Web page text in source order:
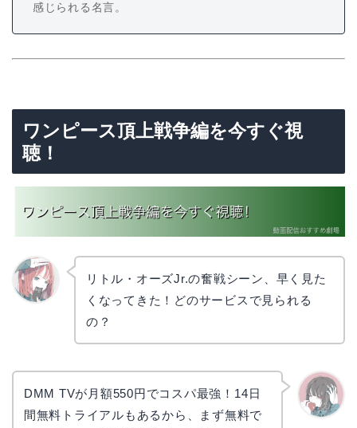
感じられる名言。
ワンピース頂上戦争編を今すぐ視
聴！
リトル・オーズJr.の奮戦シーン、早く見た
くなってきた！どのサービスで見られる
の？
DMM TVが月額550円でコスパ最強！14日
間無料トライアルもあるから、まず無料で